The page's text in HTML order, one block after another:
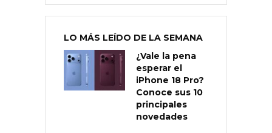
LO MÁS LEÍDO DE LA SEMANA
¿Vale la pena
esperar el
iPhone 18 Pro?
Conoce sus 10
principales
novedades